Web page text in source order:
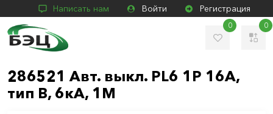
Написать нам Войти Регистрация
0 0
286521 Авт. выкл. PL6 1P 16А,
тип В, 6кА, 1M